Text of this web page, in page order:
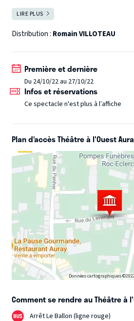
scène au levé du rideau. Les
solution: demander à un spectateur
certaine fibre artistique à l'entrée,
en scène et malgré des débuts
enchaîner les tours de passe-passe,
et les gags pour le plus grand plaisir
De la magie bien sûr mais aussi
en famille !
LIRE PLUS
Distribution : Romain VILLOTEAU
Première et dernière
Du 24/10/22 au 27/10/22
Infos et réservations
Ce spectacle n'est plus à l’affiche
Plan d’accès Théâtre à l'Ouest
Données cartographiques
Comment se rendre au Théâtre à
Arrêt Le Ballon (ligne rouge)